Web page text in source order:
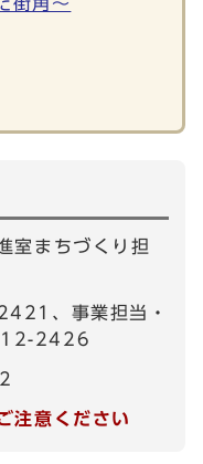
室まちづくり担
、事業担当・
2426
注意ください